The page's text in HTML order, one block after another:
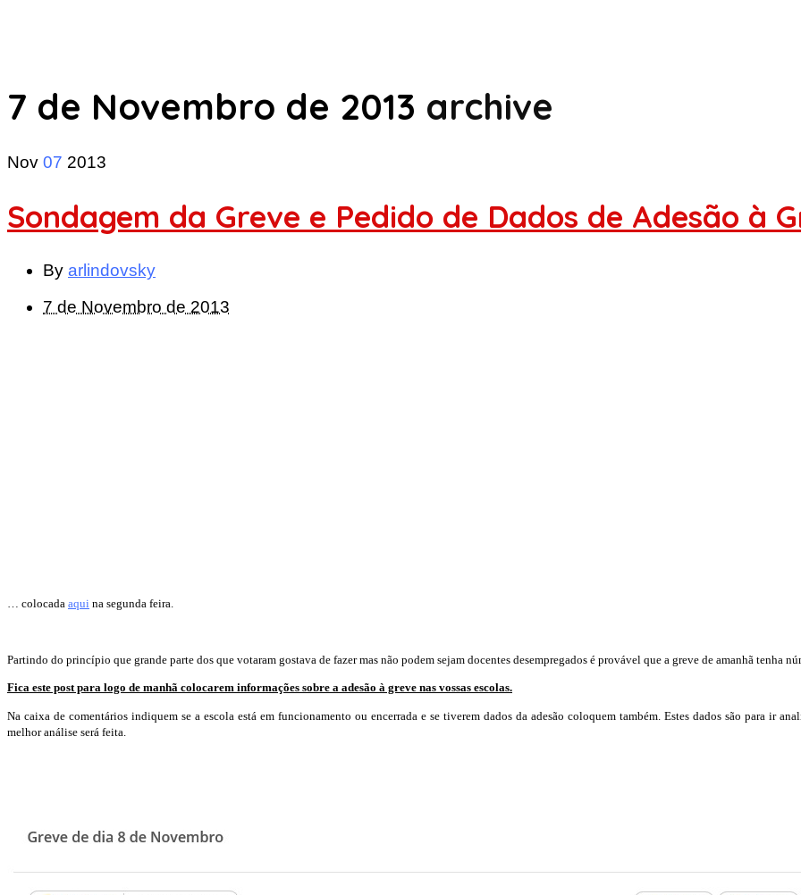
7 de Novembro de 2013 archive
Nov 07 2013
Sondagem da Greve e Pedido de Dados de Adesão à
By arlindovsky
7 de Novembro de 2013
… colocada aqui na segunda feira.
Partindo do princípio que grande parte dos que votaram gostava de fazer mas não podem sejam docentes desempregados é provável que a greve de amanhã tenha
Fica este post para logo de manhã colocarem informações sobre a adesão à greve nas vossas escolas.
Na caixa de comentários indiquem se a escola está em funcionamento ou encerrada e se tiverem dados da adesão coloquem também. Estes dados são para ir
melhor análise será feita.